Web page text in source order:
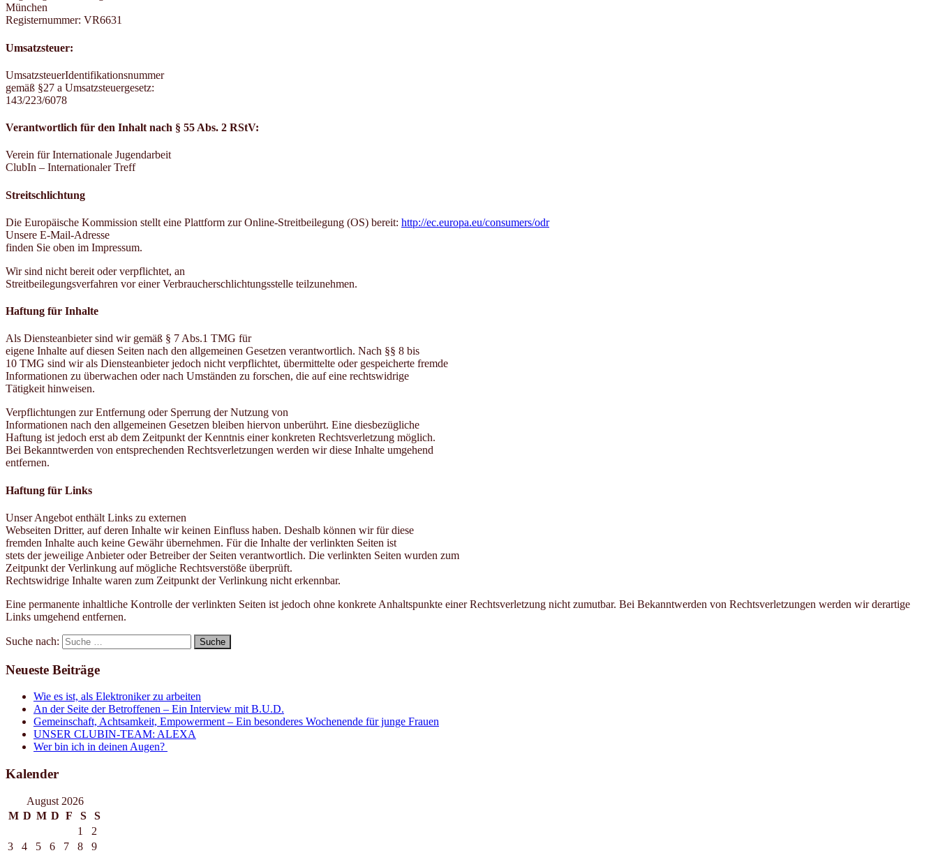
München
Registernummer: VR6631
Umsatzsteuer:
UmsatzsteuerIdentifikationsnummer
gemäß §27 a Umsatzsteuergesetz:
143/223/6078
Verantwortlich für den Inhalt nach § 55 Abs. 2 RStV:
Verein für Internationale Jugendarbeit
ClubIn – Internationaler Treff
Streitschlichtung
Die Europäische Kommission stellt eine Plattform zur Online-Streitbeilegung (OS) bereit: http://ec.europa.eu/consumers/odr
Unsere E-Mail-Adresse
finden Sie oben im Impressum.
Wir sind nicht bereit oder verpflichtet, an
Streitbeilegungsverfahren vor einer Verbraucherschlichtungsstelle teilzunehmen.
Haftung für Inhalte
Als Diensteanbieter sind wir gemäß § 7 Abs.1 TMG für
eigene Inhalte auf diesen Seiten nach den allgemeinen Gesetzen verantwortlich. Nach §§ 8 bis
10 TMG sind wir als Diensteanbieter jedoch nicht verpflichtet, übermittelte oder gespeicherte fremde
Informationen zu überwachen oder nach Umständen zu forschen, die auf eine rechtswidrige
Tätigkeit hinweisen.
Verpflichtungen zur Entfernung oder Sperrung der Nutzung von
Informationen nach den allgemeinen Gesetzen bleiben hiervon unberührt. Eine diesbezügliche
Haftung ist jedoch erst ab dem Zeitpunkt der Kenntnis einer konkreten Rechtsverletzung möglich.
Bei Bekanntwerden von entsprechenden Rechtsverletzungen werden wir diese Inhalte umgehend
entfernen.
Haftung für Links
Unser Angebot enthält Links zu externen
Webseiten Dritter, auf deren Inhalte wir keinen Einfluss haben. Deshalb können wir für diese
fremden Inhalte auch keine Gewähr übernehmen. Für die Inhalte der verlinkten Seiten ist
stets der jeweilige Anbieter oder Betreiber der Seiten verantwortlich. Die verlinkten Seiten wurden zum
Zeitpunkt der Verlinkung auf mögliche Rechtsverstöße überprüft.
Rechtswidrige Inhalte waren zum Zeitpunkt der Verlinkung nicht erkennbar.
Eine permanente inhaltliche Kontrolle der verlinkten Seiten ist jedoch ohne konkrete Anhaltspunkte einer Rechtsverletzung nicht zumutbar. Bei Bekanntwerden von Rechtsverletzungen werden wir derartige
Links umgehend entfernen.
Suche nach:
Neueste Beiträge
Wie es ist, als Elektroniker zu arbeiten
An der Seite der Betroffenen – Ein Interview mit B.U.D.
Gemeinschaft, Achtsamkeit, Empowerment – Ein besonderes Wochenende für junge Frauen
UNSER CLUBIN-TEAM: ALEXA
Wer bin ich in deinen Augen?
Kalender
August 2026
M D M D F S
S
1
2
3
4 5 6 7 8
9